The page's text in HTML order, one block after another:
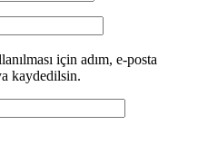
için adım, e-posta
kaydedilsin.